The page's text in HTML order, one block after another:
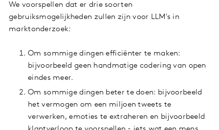
We voorspellen dat er drie soorten
gebruiksmogelijkheden zullen zijn voor LLM's in
marktonderzoek:
Om sommige dingen efficiënter te maken:
bijvoorbeeld geen handmatige codering van open
eindes meer.
Om sommige dingen beter te doen: bijvoorbeeld
het vermogen om een miljoen tweets te
verwerken, emoties te extraheren en bijvoorbeeld